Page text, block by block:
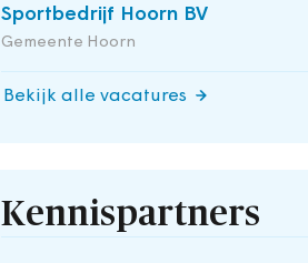
Sportbedrijf Hoorn BV
Gemeente Hoorn
Bekijk alle vacatures
Kennispartners